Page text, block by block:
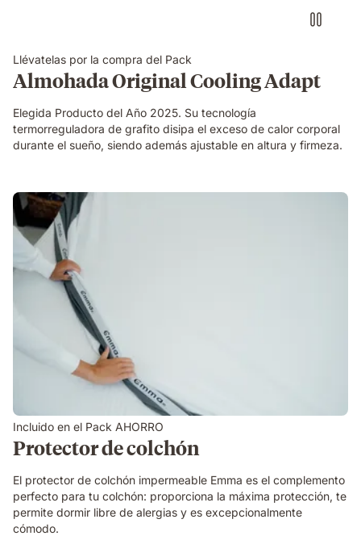
su
firmeza
y
Llévatelas por la compra del Pack
Almohada Original Cooling Adapt
Elegida Producto del Año 2025. Su tecnología
termorreguladora de grafito disipa el exceso de calor corporal
durante el sueño, siendo además ajustable en altura y firmeza.
Incluido en el Pack AHORRO
Protector de colchón
El protector de colchón impermeable Emma es el complemento
perfecto para tu colchón: proporciona la máxima protección, te
permite dormir libre de alergias y es excepcionalmente
cómodo.